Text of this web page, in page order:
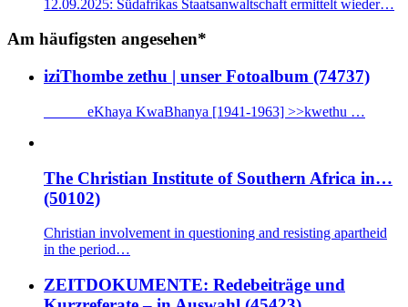
12.09.2025: Südafrikas Staatsanwaltschaft ermittelt wieder…
Am häufigsten angesehen*
iziThombe zethu | unser Fotoalbum (74737)
eKhaya KwaBhanya [1941-1963] >>kwethu …
The Christian Institute of Southern Africa in…
(50102)
Christian involvement in questioning and resisting apartheid
in the period…
ZEITDOKUMENTE: Redebeiträge und